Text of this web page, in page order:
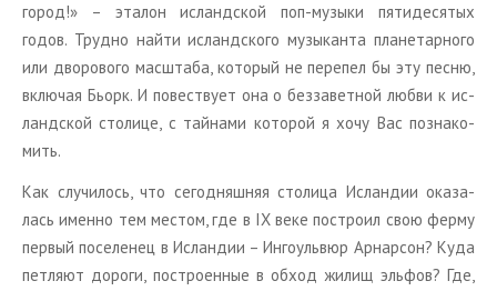
город!» – эта­лон ис­ланд­ской поп-му­зы­ки пя­ти­де­ся­тых
годов. Труд­но найти ис­ланд­ско­го му­зы­кан­та пла­не­тар­но­го
или дво­ро­во­го мас­шта­ба, ко­то­рый не пе­ре­пел бы эту песню,
вклю­чая Бьорк. И по­вест­ву­ет она о без­за­вет­ной любви к ис­
ланд­ской сто­ли­це, с тай­на­ми ко­то­рой я хочу Вас по­зна­ко­
мить.
Как слу­чи­лось, что се­го­дняш­няя сто­ли­ца Ис­лан­дии ока­за­
лась имен­но тем ме­стом, где в IX веке по­стро­ил свою ферму
пер­вый по­се­ле­нец в Ис­лан­дии – Ин­го­уль­вюр Ар­нар­сон? Куда
пет­ля­ют до­ро­ги, по­стро­ен­ные в обход жилищ эль­фов? Где,